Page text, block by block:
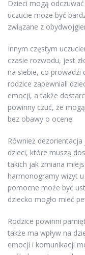
Dzieci mogą
uczucie może być
związane z
Innym częstym
czasie rozwodu, jest
na siebie, co prowadzi
rodzice zapewniali
emocji, a także
powinny czuć, że
bez obawy o ocenę.
Również
dzieci, które muszą
takich jak zmiana
harmonogramy wizyt
pomocne może być
dziecko mogło mieć
Rodzice powinni
także ma wpływ na
emocji i komunikacji